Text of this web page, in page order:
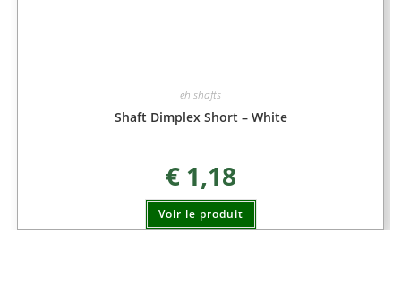
eh shafts
Shaft Dimplex Short – White
€1,18
Voir le produit